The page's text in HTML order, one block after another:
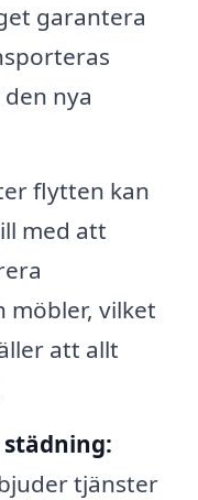
garantera
nya
flytten kan
med att
vilket
att allt
tjänster